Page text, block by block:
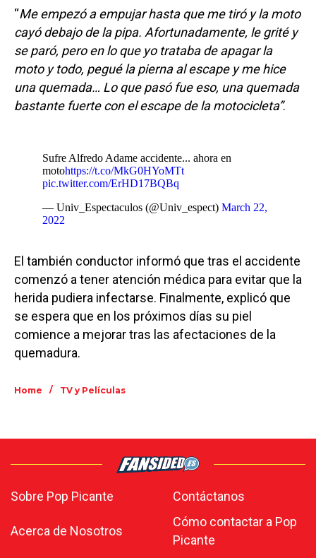
“Me empezó a empujar hasta que me tiró y la moto
cayó debajo de la pipa. Afortunadamente, le grité y
se paró, pero en lo que yo trataba de apagar la
moto y todo, pegué la pierna al escape y me hice
una quemada… Lo que pasó fue eso, una quemada
bastante fuerte con el escape de la motocicleta”.
Sufre Alfredo Adame accidente... ahora en
motohttps://t.co/MkG0HYoMTt
pic.twitter.com/ErHD17BQBq
— Univ_Espectaculos (@Univ_espect) March 22,
2022
El también conductor informó que tras el accidente
comenzó a tener atención médica para evitar que la
herida pudiera infectarse. Finalmente, explicó que
se espera que en los próximos días su piel
comience a mejorar tras las afectaciones de la
quemadura.
Home / TV y Películas
Sobre Pop Picante Contáctanos
Acerca de Nosotros
Cómo contactar a Pop
Picante